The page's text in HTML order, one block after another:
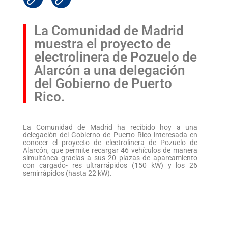
La Comunidad de Madrid
muestra el proyecto de
electrolinera de Pozuelo de
Alarcón a una delegación
del Gobierno de Puerto
Rico.
La Comunidad de Madrid ha recibido hoy a una
delegación del Gobierno de Puerto Rico interesada en
conocer el proyecto de electrolinera de Pozuelo de
Alarcón, que permite recargar 46 vehículos de manera
simultánea gracias a sus 20 plazas de aparcamiento
con cargado- res ultrarrápidos (150 kW) y los 26
semirrápidos (hasta 22 kW).